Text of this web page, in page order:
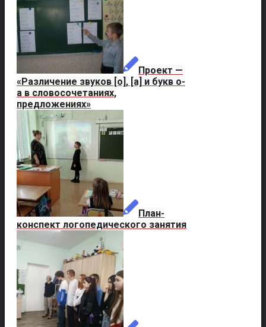
Проект —
«Различение звуков [о], [а] и букв о-
а в словосочетаниях,
предложениях»
План-
конспект логопедического занятия